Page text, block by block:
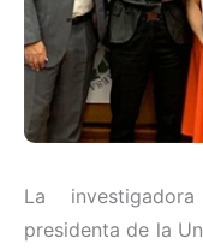
La
presidenta de la